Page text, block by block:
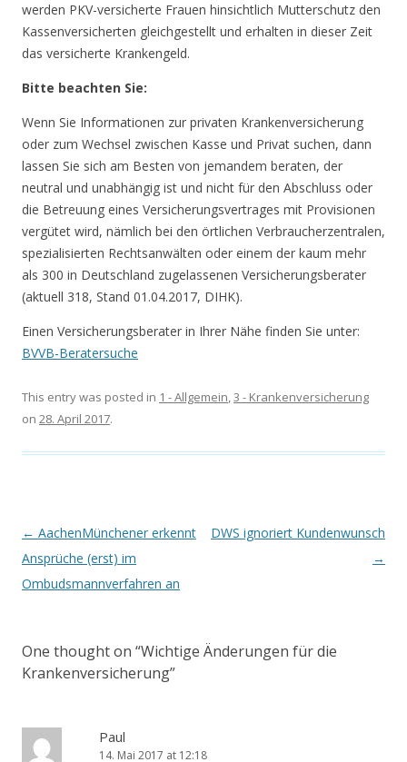
werden PKV-versicherte Frauen hinsichtlich Mutterschutz den
Kassenversicherten gleichgestellt und erhalten in dieser Zeit
das versicherte Krankengeld.
Bitte beachten Sie:
Wenn Sie Informationen zur privaten Krankenversicherung
oder zum Wechsel zwischen Kasse und Privat suchen, dann
lassen Sie sich am Besten von jemandem beraten, der
neutral und unabhängig ist und nicht für den Abschluss oder
die Betreuung eines Versicherungsvertrages mit Provisionen
vergütet wird, nämlich bei den örtlichen Verbraucherzentralen,
spezialisierten Rechtsanwälten oder einem der kaum mehr
als 300 in Deutschland zugelassenen Versicherungsberater
(aktuell 318, Stand 01.04.2017, DIHK).
Einen Versicherungsberater in Ihrer Nähe finden Sie unter:
BVVB-Beratersuche
This entry was posted in 1 - Allgemein,3 - Krankenversicherung
on 28. April 2017.
Post navigation
← AachenMünchener erkennt
Ansprüche (erst) im
Ombudsmannverfahren an
DWS ignoriert Kundenwunsch
→
One thought on “Wichtige Änderungen für die
Krankenversicherung”
Paul
14. Mai 2017 at 12:18